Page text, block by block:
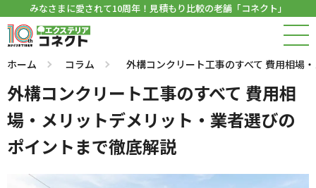
みなさまに愛されて10周年！見積もり比較の老舗「コネクト」
ホーム コラム 外構コンクリート工事のすべて 費用相場
外構コンクリート工事のすべて 費用相
場・メリットデメリット・業者選びの
ポイントまで徹底解説